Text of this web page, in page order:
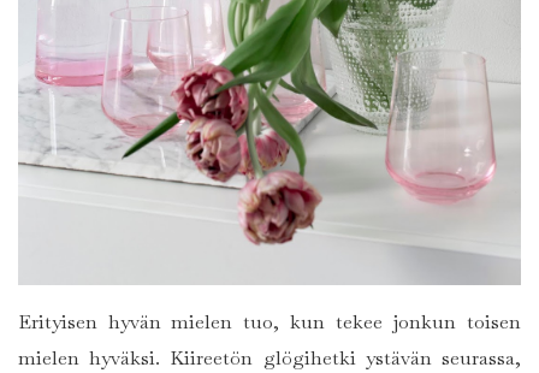
Erityisen hyvän mielen tuo, kun tekee jonkun toisen
mielen hyväksi. Kiireetön glögihetki ystävän seurassa,